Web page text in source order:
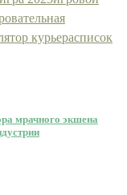
курьерасписок
мрачного экшена